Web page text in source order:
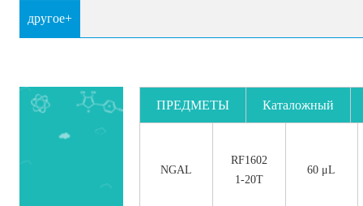
другое+
ПРЕДМЕТЫ Каталожный
NGAL
RF1602
1-20T
60 μL